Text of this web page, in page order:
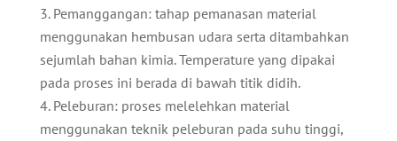
Pemanggangan: tahap pemanasan material
menggunakan hembusan udara serta ditambahkan
sejumlah bahan kimia. Temperature yang dipakai
pada proses ini berada di bawah titik didih.
Peleburan: proses melelehkan material
menggunakan teknik peleburan pada suhu tinggi,